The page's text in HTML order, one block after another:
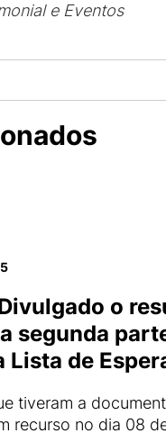
e Eventos
o
segunda
Lista de
tiveram a
recurso no dia 08